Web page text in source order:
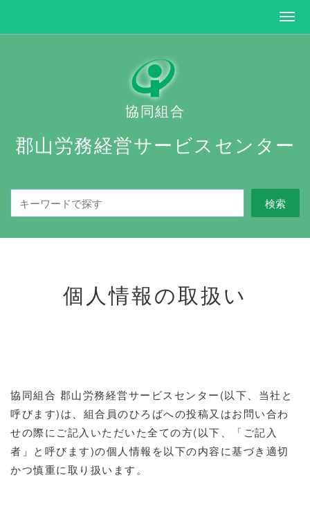
協同組合
郡山労務経営サービスセンター
個人情報の取扱い
協同組合 郡山労務経営サービスセンター(以下、当社と
呼びます)は、組合員のひろばへの投稿又はお問い合わ
せの際にご記入いただいた全ての方(以下、「ご記入
者」と呼びます)の個人情報を以下の内容に基づき適切
かつ慎重に取り扱います。